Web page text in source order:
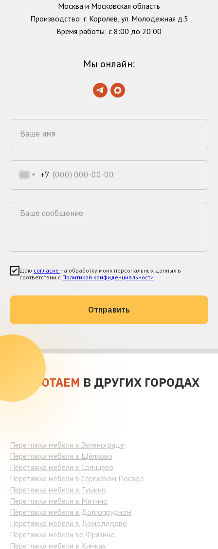
Москва и Московская область
Производство: г. Королев, ул. Молодежная д.5
Время работы: с 8:00 до 20:00
Мы онлайн:
+7
Даю согласие на обработку моих персональных данных в
соответствии с Политикой конфиденциальности
Отправить
РАБОТАЕМ В ДРУГИХ ГОРОДАХ
Перетяжка мебели в Зеленограде
Перетяжка мебели в Щёлково
Перетяжка мебели в Солнцево
Перетяжка мебели в Сергиевом Посаде
Перетяжка мебели в Тушино
Перетяжка мебели в Митино
Перетяжка мебели в Долгопрудном
Перетяжка мебели в Домодедово
Перетяжка мебели во Фрязино
Перетяжка мебели в Химках